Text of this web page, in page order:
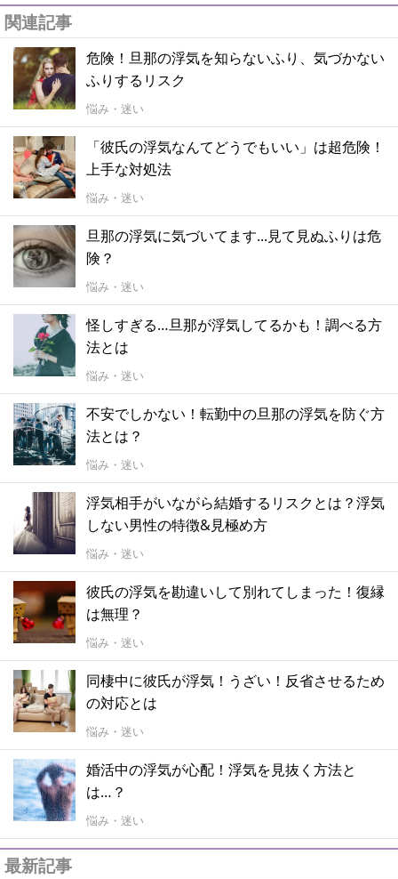
関連記事
危険！旦那の浮気を知らないふり、気づかない
ふりするリスク
悩み・迷い
「彼氏の浮気なんてどうでもいい」は超危険！
上手な対処法
悩み・迷い
旦那の浮気に気づいてます...見て見ぬふりは危
険？
悩み・迷い
怪しすぎる…旦那が浮気してるかも！調べる方
法とは
悩み・迷い
不安でしかない！転勤中の旦那の浮気を防ぐ方
法とは？
悩み・迷い
浮気相手がいながら結婚するリスクとは？浮気
しない男性の特徴&見極め方
悩み・迷い
彼氏の浮気を勘違いして別れてしまった！復縁
は無理？
悩み・迷い
同棲中に彼氏が浮気！うざい！反省させるため
の対応とは
悩み・迷い
婚活中の浮気が心配！浮気を見抜く方法と
は…？
悩み・迷い
最新記事